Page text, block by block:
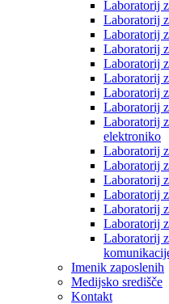
Laboratorij
Laboratorij
Laboratorij
Laboratorij
Laboratorij
Laboratorij
Laboratorij
Laboratorij
Laboratorij
elektroniko
Laboratorij
Laboratorij
Laboratorij
Laboratorij
Laboratorij
Laboratorij
Laboratorij
Imenik zaposlenih
Medijsko središče
Kontakt